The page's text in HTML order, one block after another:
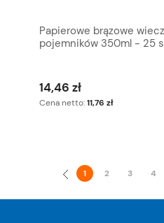
Papierowe brązowe
pojemników 350ml - 25
14,46 zł
Cena netto:11,76 zł
« 1 2 3 4